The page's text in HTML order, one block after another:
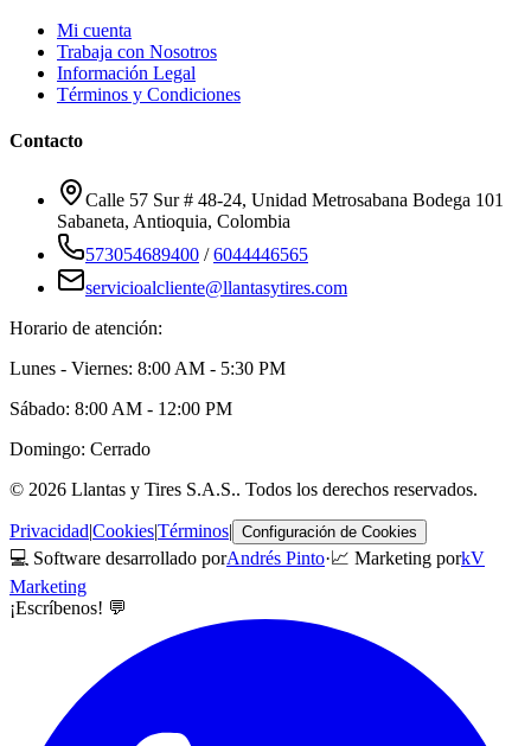
Mi cuenta
Trabaja con Nosotros
Información Legal
Términos y Condiciones
Contacto
Calle 57 Sur # 48-24, Unidad Metrosabana Bodega 101
Sabaneta, Antioquia, Colombia
573054689400 /6044446565
servicioalcliente@llantasytires.com
Horario de atención:
Lunes - Viernes: 8:00 AM - 5:30 PM
Sábado: 8:00 AM - 12:00 PM
Domingo: Cerrado
© 2026 Llantas y Tires S.A.S.. Todos los derechos reservados.
Privacidad|Cookies|Términos| Configuración de Cookies
💻 Software desarrollado porAndrés Pinto·📈 Marketing porkV
Marketing
¡Escríbenos! 💬